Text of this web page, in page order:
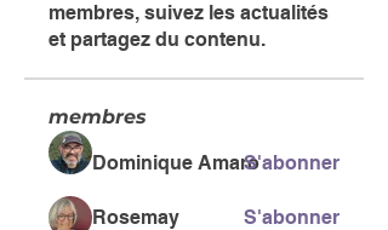
membres, suivez les actualités
et partagez du contenu.
membres
Dominique AmaroS'abonner
Rosemay S'abonner